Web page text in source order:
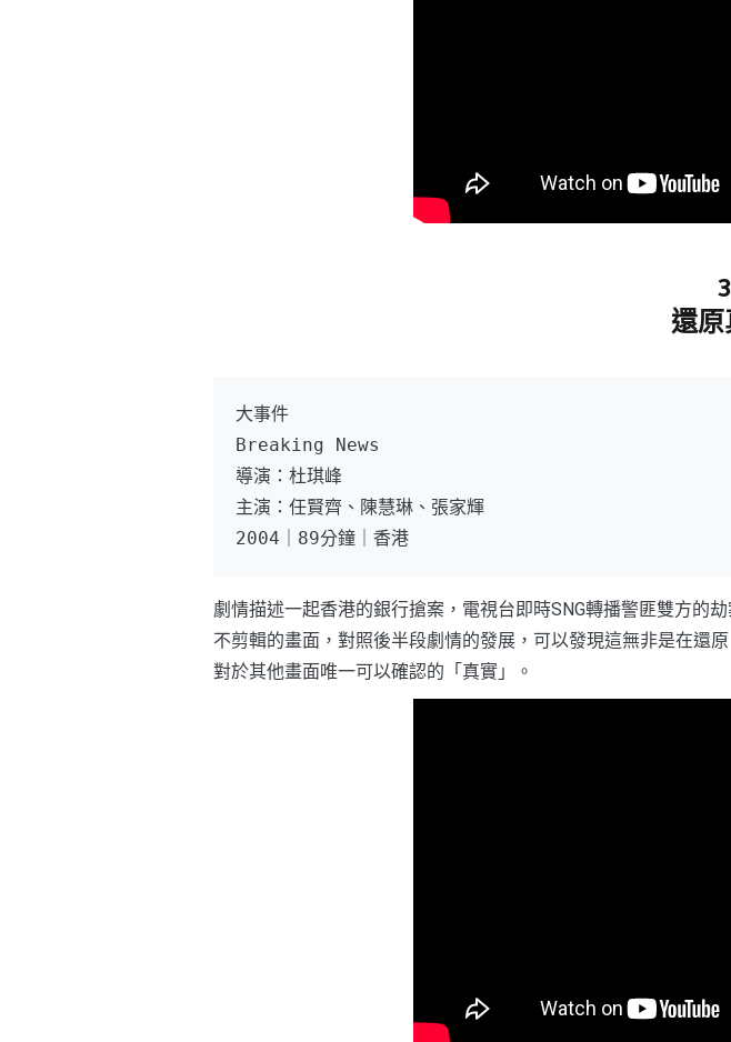
3
還
大事件
Breaking News
導演：杜琪峰
主演：任賢齊、陳慧琳、張家輝
2004｜89分鐘｜香港
劇情描述一起香港的銀行搶案，電視台即時SNG轉播警匪雙方的
不剪輯的畫面，對照後半段劇情的發展，可以發現這無非是在還
對於其他畫面唯一可以確認的「真實」。